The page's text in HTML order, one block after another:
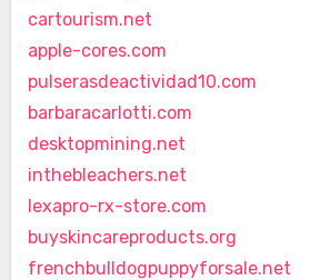
cartourism.net
apple-cores.com
pulserasdeactividad10.com
barbaracarlotti.com
desktopmining.net
inthebleachers.net
lexapro-rx-store.com
buyskincareproducts.org
frenchbulldogpuppyforsale.net